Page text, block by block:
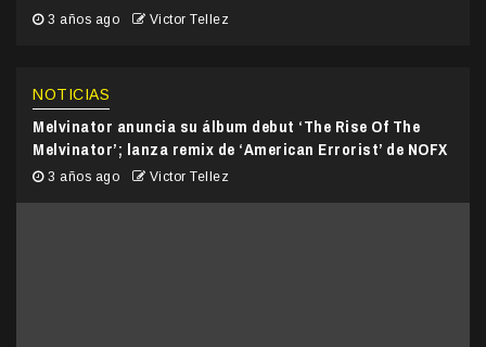
3 años ago Victor Tellez
NOTICIAS
Melvinator anuncia su álbum debut ‘The Rise Of The
Melvinator’; lanza remix de ‘American Errorist’ de NOFX
3 años ago Victor Tellez